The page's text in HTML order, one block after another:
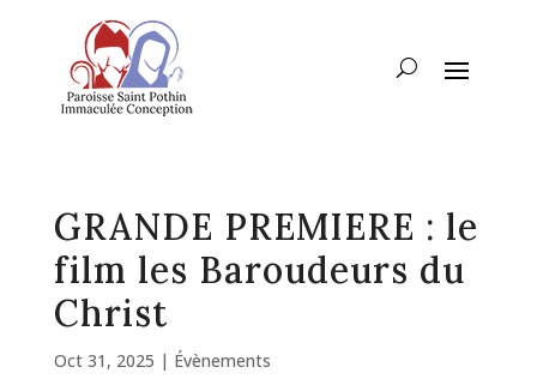
GRANDE PREMIERE : le
film les Baroudeurs du
Christ
Oct 31, 2025 | Évènements